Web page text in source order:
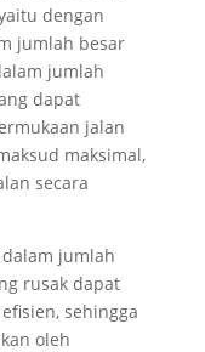
dengan
jumlah besar
jumlah
dapat
jalan
maksimal,
secara
jumlah
rusak dapat
sehingga
oleh